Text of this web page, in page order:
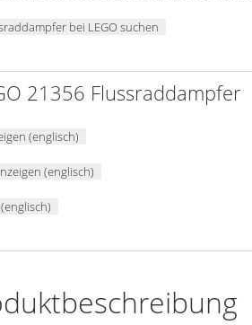
bei LEGO suchen
21356 Flussraddampfer
(englisch)
(englisch)